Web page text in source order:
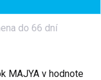
MAJYA v hodnote
do 66 dní